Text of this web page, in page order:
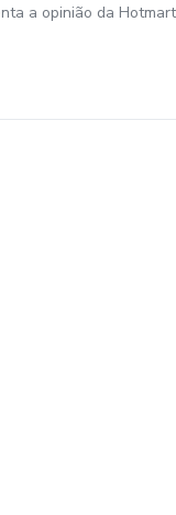
a opinião da